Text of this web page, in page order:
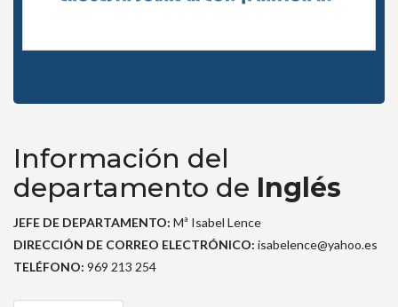
Información del
departamento de Inglés
JEFE DE DEPARTAMENTO: Mª Isabel Lence
DIRECCIÓN DE CORREO ELECTRÓNICO: isabelence@yahoo.es
TELÉFONO: 969 213 254